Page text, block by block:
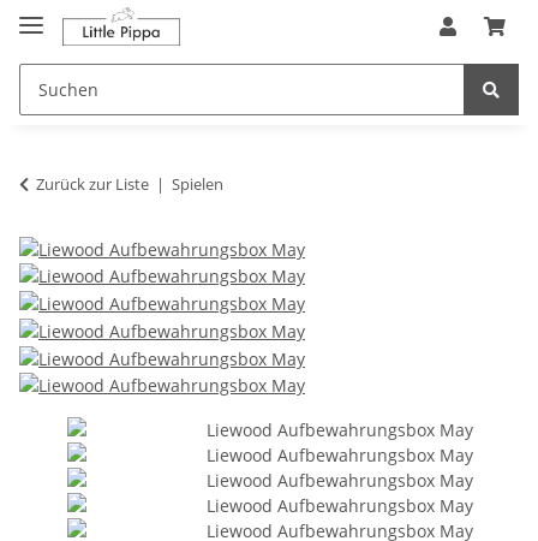
Zum Hauptinhalt springen
springen
Zurück zur Liste Spielen